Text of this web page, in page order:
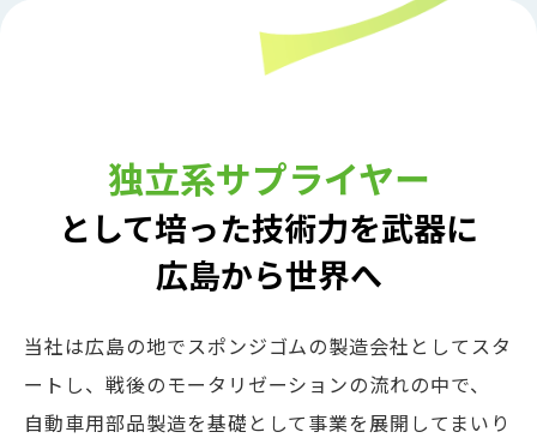
独立系サプライヤー
として培った技術力を武器に
広島から世界へ
当社は広島の地でスポンジゴムの製造会社としてスタ
ートし、戦後のモータリゼーションの流れの中で、
自動車用部品製造を基礎として事業を展開してまいり